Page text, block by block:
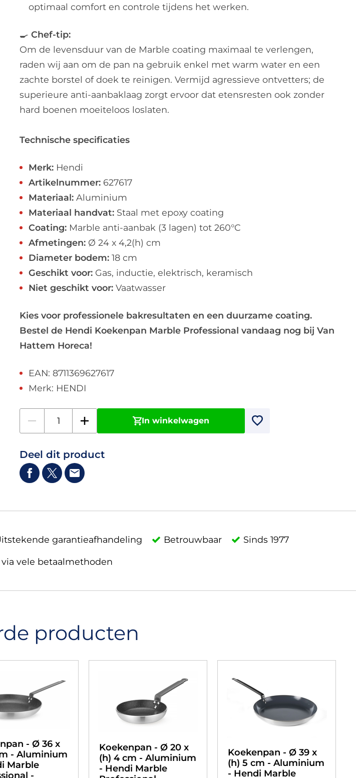
optimaal comfort en controle tijdens het werken.
🍳 Chef-tip:
​Om de levensduur van de Marble coating maximaal te verlengen,
raden wij aan om de pan na gebruik enkel met warm water en een
zachte borstel of doek te reinigen. Vermijd agressieve ontvetters; de
superieure anti-aanbaklaag zorgt ervoor dat etensresten ook zonder
hard boenen moeiteloos loslaten.
Technische specificaties
Merk:Hendi
Artikelnummer:627617
Materiaal:Aluminium
Materiaal handvat:Staal met epoxy coating
Coating:Marble anti-aanbak (3 lagen) tot 260°C
Afmetingen:Ø 24 x 4,2(h) cm
Diameter bodem:18 cm
Geschikt voor:Gas, inductie, elektrisch, keramisch
Niet geschikt voor:Vaatwasser
Kies voor professionele bakresultaten en een duurzame coating.
Bestel de Hendi Koekenpan Marble Professional vandaag nog bij Van
Hattem Horeca!
EAN: 8711369627617
Merk: HENDI
In winkelwagen
Deel dit product
garantieafhandeling Betrouwbaar Sinds 1977
vele betaalmethoden
producten
- Ø 36 x
- Aluminium
Marble
-
Koekenpan - Ø 20 x
(h) 4 cm - Aluminium
- Hendi Marble
Koekenpan - Ø 39 x
(h) 5 cm - Aluminium
- Hendi Marble